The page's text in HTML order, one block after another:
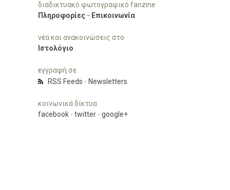
διαδικτυακό φωτογραφικό fanzine
Πληροφορίες - Επικοινωνία
νέα και ανακοινώσεις στο
Ιστολόγιο
εγγραφή σε
RSS Feeds - Newsletters
κοινωνικά δίκτυα
facebook - twitter - google+